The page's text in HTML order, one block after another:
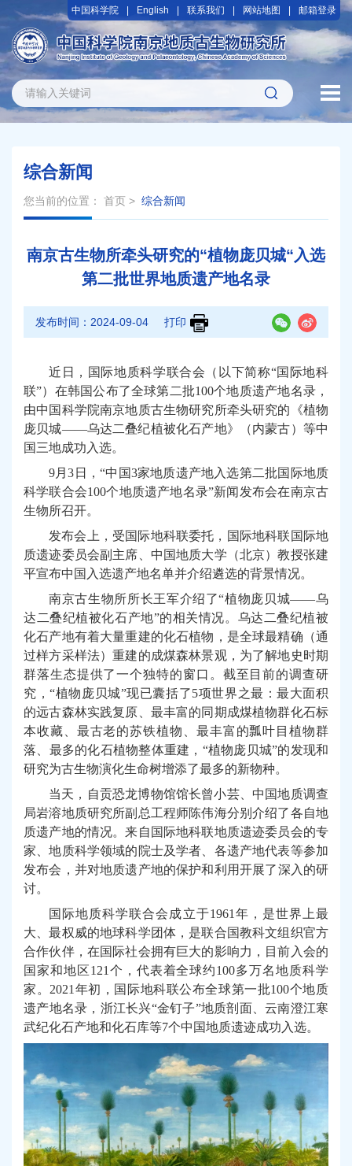
中国科学院 English 联系我们 网站地图 邮箱登录
综合新闻
您当前的位置： 首页 > 综合新闻
南京古生物所牵头研究的“植物庞贝城“入选
第二批世界地质遗产地名录
发布时间： 2024-09-04 打印
近日，国际地质科学联合会（以下简称“国际地科
联”）在韩国公布了全球第二批100个地质遗产地名录，
由中国科学院南京地质古生物研究所牵头研究的 《植物
庞贝城——乌达二叠纪植被化石产地》（内蒙古） 等中
国三地成功 入选。
9月3 日，“中国3家地质遗产地入选第二批国际地质
科学联合会100个地质遗产地名录”新闻发布会在南京古
生物所召开。
发布会上， 受国际地科联委托，国际地科联国际地
质遗迹委员会副主席、中国地质大学（北京）教授张建
平宣布中国入选遗产地名单并介绍遴选的背景情况。
南京古生物所所长王军介绍了“植物庞贝城——乌
达二叠纪植被化石产地”的相关情况。乌达二叠纪植被
化石产地有着大量重建的化石植物，是全球最精确（通
过样方采样法）重建的成煤森林景观，为了解地史时期
群落生态提供了一个独特的窗口。截至目前的调查研
究，“植物庞贝城”现已囊括了5项世界之最：最大面积
的远古森林实践复原、最丰富的同期成煤植物群化石标
本收藏、最古老的苏铁植物、最丰富的瓢叶目植物群
落、最多的化石植物整体重建，“植物庞贝城”的发现和
研究为古生物演化生命树增添了最多的新物种。
当天， 自贡恐龙博物馆馆长曾小芸、中国地质调查
局岩溶地质研究所副总工程师陈伟海分别介绍了各自地
质遗产地的情况。来自国际地科联地质遗迹委员会的专
家、地质科学领域的院士及学者、各遗产地代表等参加
发布会，并对地质遗产地的保护和利用开展了深入的研
讨。
国际地质科学联合会成立于1961 年，是世界上最
大、最权威的地球科学团体，是联合国教科文组织官方
合作伙伴，在国际社会拥有巨大的影响力，目前入会的
国家和地区121 个，代表着全球约100多万名地质科学
家。 2021 年初，国际地科联公布全球第一批100个地质
遗产地名录，浙江长兴“金钉子”地质剖面、 云南澄江寒
武纪化石产地和化石库等7个中国地质遗迹成功入选。